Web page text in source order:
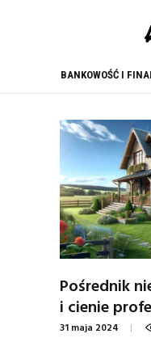
BANKOWOŚĆ I
PORADY
PRACA
USŁUGI
ZAKUPY
Pośrednik
i cienie
31 maja 2024